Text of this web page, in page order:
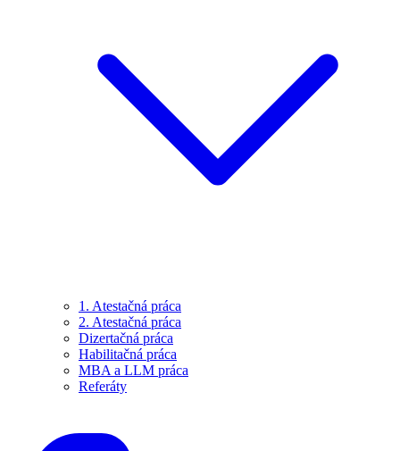
1. Atestačná práca
2. Atestačná práca
Dizertačná práca
Habilitačná práca
MBA a LLM práca
Referáty